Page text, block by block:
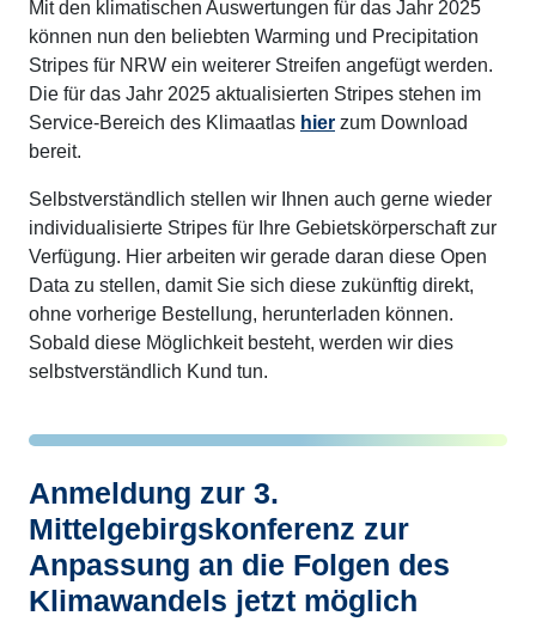
Mit den klimatischen Auswertungen für das Jahr 2025
können nun den beliebten Warming und Precipitation
Stripes für NRW ein weiterer Streifen angefügt werden.
Die für das Jahr 2025 aktualisierten Stripes stehen im
Service-Bereich des Klimaatlas hier zum Download
bereit.
Selbstverständlich stellen wir Ihnen auch gerne wieder
individualisierte Stripes für Ihre Gebietskörperschaft zur
Verfügung. Hier arbeiten wir gerade daran diese Open
Data zu stellen, damit Sie sich diese zukünftig direkt,
ohne vorherige Bestellung, herunterladen können.
Sobald diese Möglichkeit besteht, werden wir dies
selbstverständlich Kund tun.
Anmeldung zur 3.
Mittelgebirgskonferenz zur
Anpassung an die Folgen des
Klimawandels jetzt möglich